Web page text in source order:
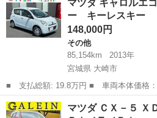
名： ＸＧ ４ＷＤ ＳＤナビ レーダー
車 前席シートヒー...
マツダ キャロルエ
ー キーレスキー
148,000円
その他
85,154km
2013年
宮城県 大崎市
■ 支払総額: 19.8万円 ■ 車両本体価格： 148,000 円 ■ メーカー
名： マツダ ■ 車種名： キャロルエ
－Ｌ ワンオーナー キーレスキー Ｅ
宮城 大崎市 その他
マツダ ＣＸ－５